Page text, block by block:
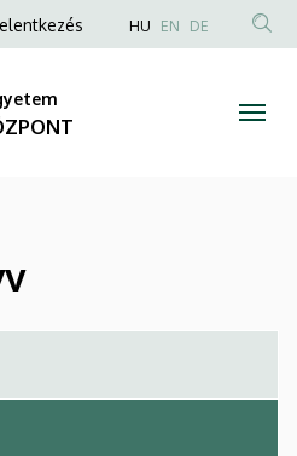
HU EN DE